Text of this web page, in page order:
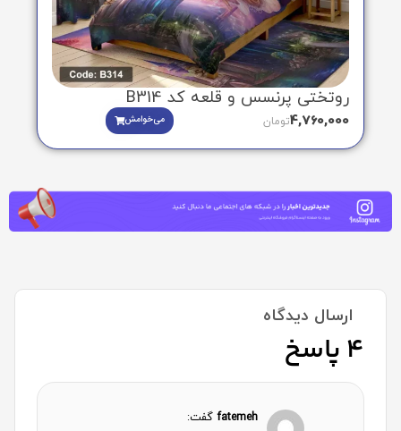
روتختی پرنسس و قلعه کد B314
4,760,000تومان می‌خوامش
ارسال دیدگاه
4 پاسخ
fatemeh گفت: